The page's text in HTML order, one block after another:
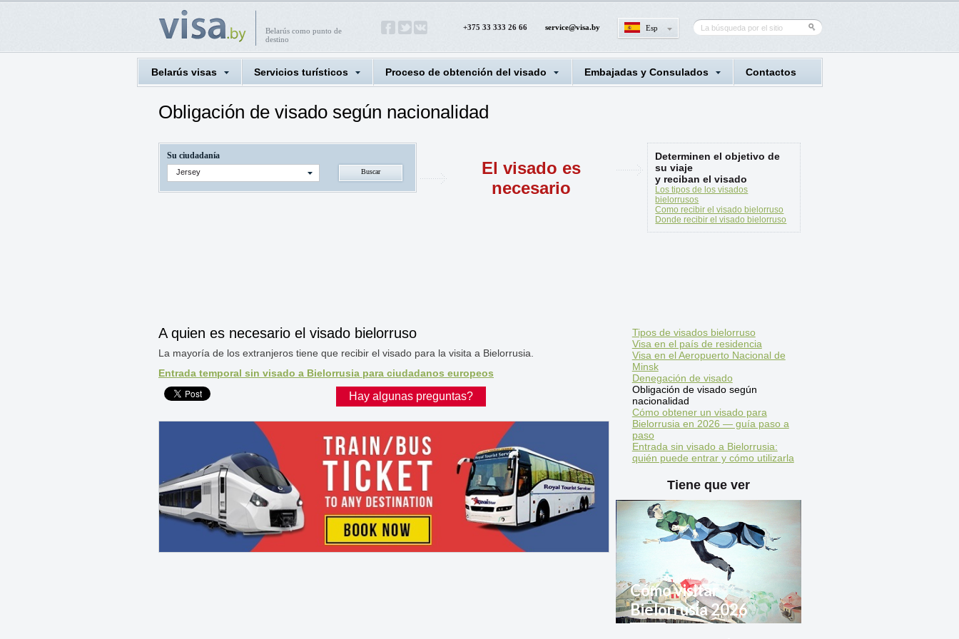
Belarús como punto de
destino
+375 33 333 26 66 service@visa.by Esp
Belarús visas Servicios turísticos Proceso de obtención del visado Embajadas y Consulados Contactos
Obligación de visado según nacionalidad
Su ciudadanía
Jersey
El visado es
necesario
Determinen el objetivo de
su viaje
y reciban el visado
Los tipos de los visados
bielorrusos
Como recibir el visado bielorruso
Donde recibir el visado bielorruso
A quien es necesario el visado bielorruso
La mayoría de los extranjeros tiene que recibir el visado para la visita a Bielorrusia.
Entrada temporal sin visado a Bielorrusia para ciudadanos europeos
Hay algunas preguntas?
Tipos de visados bielorruso
Visa en el país de residencia
Visa en el Aeropuerto Nacional de
Minsk
Denegación de visado
Obligación de visado según
nacionalidad
Cómo obtener un visado para
Bielorrusia en 2026 — guía paso a
paso
Entrada sin visado a Bielorrusia:
quién puede entrar y cómo utilizarla
Tiene que ver
Cómo visitar
Bielorrusia 2026